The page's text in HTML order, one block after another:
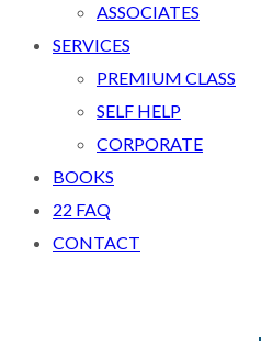
ASSOCIATES
SERVICES
PREMIUM CLASS
SELF HELP
CORPORATE
BOOKS
22 FAQ
CONTACT